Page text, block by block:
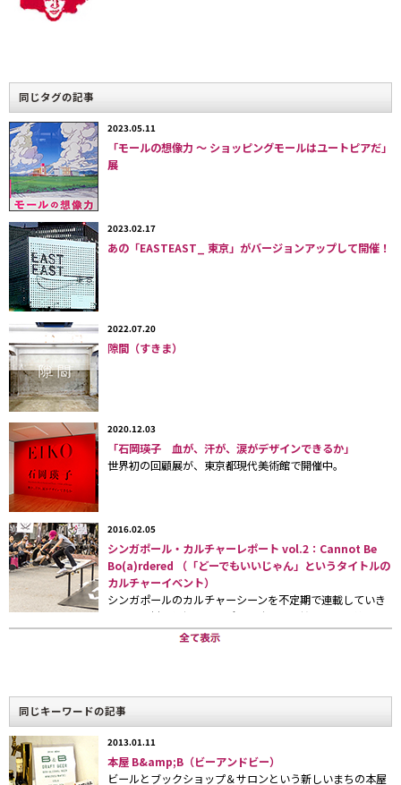
ＡＲはiPhone 3Gが発売されたあたりから急速に一般化が進みつ
開発者などがこぞってサービスの準備を進めている。今はウェブ
の一般利用が爆発的に広がる前夜にも似た状況だと言っていい。
代表的なものに「エア・タギング」という技術がある。位置座
標情報をアドレス代わりに使い、そこに合わせて貼り付けた「タ
グ」をiPhoneや携帯端末を通して見ることができるというもの
で、これを用いれば、たとえば「端末を通して現実空間を覗くと
見えるＡＲ看板」や「携帯の画面をかざすと最寄りの地下鉄の駅
が見えるサービス」などが提供可能になるわけだ。
2009年９月には、
実アプリ「セカイカメラ」
現実空間の中に浮かぶエアタグをiPhoneの画面越しに見たり、目
の前の空間に登録できるアプリケーションとして海外からも注目
を集めている。
このＡＲ技術を使ってちょっとユルめの面白い作品を発表して
注目を集めているユニットが 「ＡＲ三兄弟（エーアールさんきょ
うだい）」
だ。彼らは2009年春にＡＲ技術の探究を目的として
結成されたばかりだが、これまで
上で発表してきた彼らの作品は国内外のクリエーターから注目を
集めている。「Twitter（ツイッター）」
えるツールを使ってニヤリと笑えるような遊びを提案してみせる
のが特徴だ。
９月６日（日）には第１回目となるＡＲ推進イベントが開催さ
れる。その名も「ＡＲ家族会議」。クリエイティブユニット
コンベンション会場ではなく、デジタルな匂いが一見希薄な、レ
コードショップ併設のライブスペースというのは、ちょっと意外
に思えるロケーションである。
同じタグの記事
2023.05.11
「モールの想像力 〜 ショッピングモールはユートピアだ」
展
2023.02.17
あの「EASTEAST_ 東京」がバージョンアップして開催！
2022.07.20
隙間（すきま）
2020.12.03
「石岡瑛子 血が、汗が、涙がデザインできるか」
世界初の回顧展が、東京都現代美術館で開催中。
2016.02.05
シンガポール・カルチャーレポート vol.2：Cannot Be
Bo(a)rdered （「どーでもいいじゃん」というタイトルの
カルチャーイベント）
シンガポールのカルチャーシーンを不定期で連載していき
ます。取材は弊社シンガポール駐在員の柏木良介。第２回
目は、大型美術館が相次いでオープンする、シンガポール
同じキーワードの記事
2013.01.11
本屋 B&amp;B（ビーアンドビー）
ビールとブックショップ＆サロンという新しいまちの本屋